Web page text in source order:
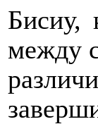
Бисиу,
между